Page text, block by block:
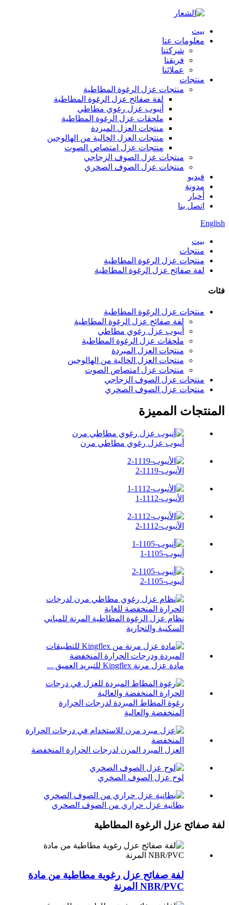
بيت
معلومات عنا
شركتنا
فريقنا
عملائنا
منتجات
منتجات عزل الرغوة المطاطية
لفة صفائح عزل الرغوة المطاطية
أنبوب عزل رغوي مطاطي
ملحقات عزل الرغوة المطاطية
منتجات العزل المبردة
منتجات العزل الخالية من الهالوجين
منتجات عزل امتصاص الصوت
منتجات عزل الصوف الزجاجي
منتجات عزل الصوف الصخري
فيديو
مدونة
أخبار
اتصل بنا
English
بيت
منتجات
منتجات عزل الرغوة المطاطية
لفة صفائح عزل الرغوة المطاطية
فئات
منتجات عزل الرغوة المطاطية
لفة صفائح عزل الرغوة المطاطية
أنبوب عزل رغوي مطاطي
ملحقات عزل الرغوة المطاطية
منتجات العزل المبردة
منتجات العزل الخالية من الهالوجين
منتجات عزل امتصاص الصوت
منتجات عزل الصوف الزجاجي
منتجات عزل الصوف الصخري
المنتجات المميزة
أنبوب عزل رغوي مطاطي مرن
الأنبوب-1119-2
الأنبوب-1112-1
الأنبوب-1112-2
أنبوب-1105-1
أنبوب-1105-2
نظام عزل الرغوة المطاطية المرنة للمباني
السكنية والتجارية
مادة عزل مرنة Kingflex للتبريد العميق ...
رغوة المطاط المبردة لدرجات الحرارة
المنخفضة والعالية
العزل المبرد المرن لدرجات الحرارة المنخفضة
لوح عزل الصوف الصخري
بطانية عزل حراري من الصوف الصخري
لفة صفائح عزل الرغوة المطاطية
لفة صفائح عزل رغوية مطاطية من مادة
NBR/PVC المرنة